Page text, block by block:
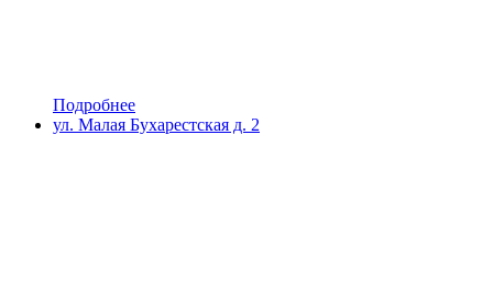
Подробнее
ул. Малая Бухарестская д. 2